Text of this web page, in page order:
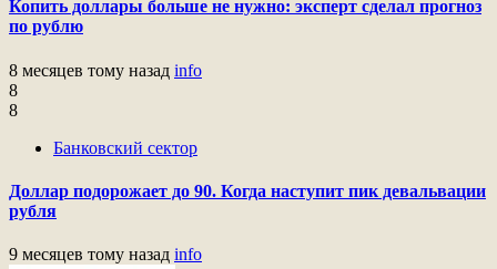
Копить доллары больше не нужно: эксперт сделал прогноз
по рублю
8 месяцев тому назад info
8
8
Банковский сектор
Доллар подорожает до 90. Когда наступит пик девальвации
рубля
9 месяцев тому назад info